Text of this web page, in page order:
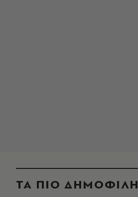
ΤΑ ΠΙΟ ΔΗΜΟΦΙΛΗ